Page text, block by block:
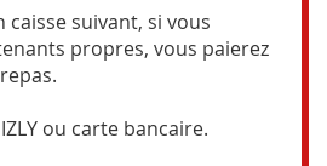
caisse suivant, si vous
propres, vous paierez
ou carte bancaire.